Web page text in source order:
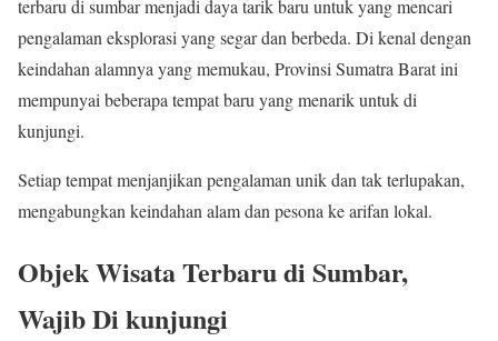
terbaru di sumbar menjadi daya tarik baru untuk yang mencari
pengalaman eksplorasi yang segar dan berbeda. Di kenal dengan
keindahan alamnya yang memukau, Provinsi Sumatra Barat ini
mempunyai beberapa tempat baru yang menarik untuk di
kunjungi.
Setiap tempat menjanjikan pengalaman unik dan tak terlupakan,
mengabungkan keindahan alam dan pesona ke arifan lokal.
Objek Wisata Terbaru di Sumbar,
Wajib Di kunjungi